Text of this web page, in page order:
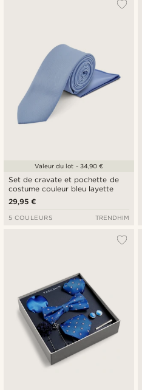
Set de cravate et pochette de
costume couleur bleu layette
29,95 €
Valeur du lot - 34,90 €
5 COULEURS TRENDHIM